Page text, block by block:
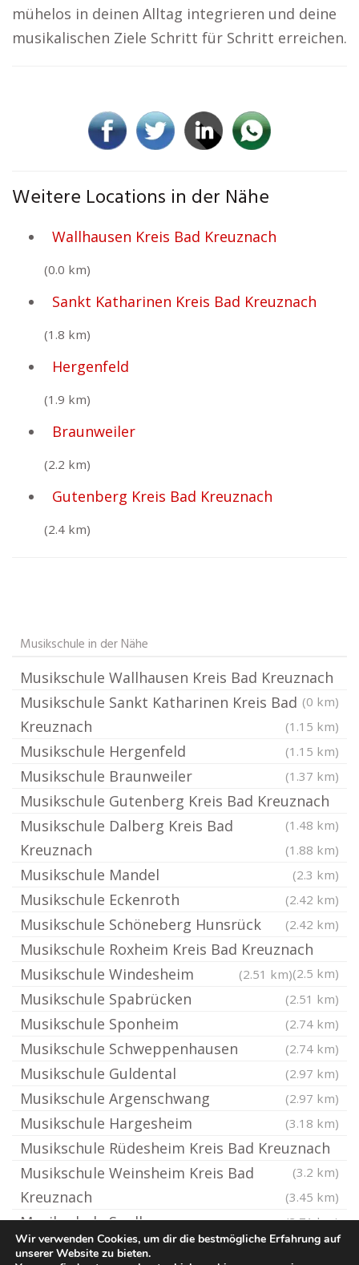
mühelos in deinen Alltag integrieren und deine
musikalischen Ziele Schritt für Schritt erreichen.
Weitere Locations in der Nähe
Wallhausen Kreis Bad Kreuznach
(0.0 km)
Sankt Katharinen Kreis Bad Kreuznach
(1.8 km)
Hergenfeld
(1.9 km)
Braunweiler
(2.2 km)
Gutenberg Kreis Bad Kreuznach
(2.4 km)
Musikschule in der Nähe
Musikschule Wallhausen Kreis Bad Kreuznach
(0 km)
Musikschule Sankt Katharinen Kreis Bad
Kreuznach
(1.15 km)
Musikschule Hergenfeld (1.15 km)
Musikschule Braunweiler (1.37 km)
Musikschule Gutenberg Kreis Bad Kreuznach
(1.48 km)
Musikschule Dalberg Kreis Bad
Kreuznach
(1.88 km)
Musikschule Mandel (2.3 km)
Musikschule Eckenroth (2.42 km)
Musikschule Schöneberg Hunsrück (2.42 km)
Musikschule Roxheim Kreis Bad Kreuznach
(2.5 km)
Musikschule Windesheim (2.51 km)
Musikschule Spabrücken (2.51 km)
Musikschule Sponheim (2.74 km)
Musikschule Schweppenhausen (2.74 km)
Musikschule Guldental (2.97 km)
Musikschule Argenschwang (2.97 km)
Musikschule Hargesheim (3.18 km)
Musikschule Rüdesheim Kreis Bad Kreuznach
(3.2 km)
Musikschule Weinsheim Kreis Bad
Kreuznach
(3.45 km)
Musikschule Spall (3.71 km)
Wir verwenden Cookies, um dir die bestmögliche Erfahrung auf
unserer Website zu bieten.